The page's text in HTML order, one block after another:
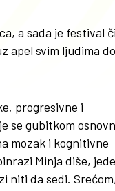
a sada je festival
apel svim ljudima
progresivne i
se gubitkom
mozak i kognitivne
Minja diše,
niti da sedi.